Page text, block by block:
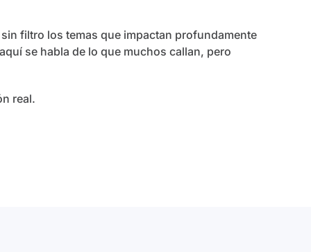
filtro los temas que impactan profundamente
se habla de lo que muchos callan, pero
real.